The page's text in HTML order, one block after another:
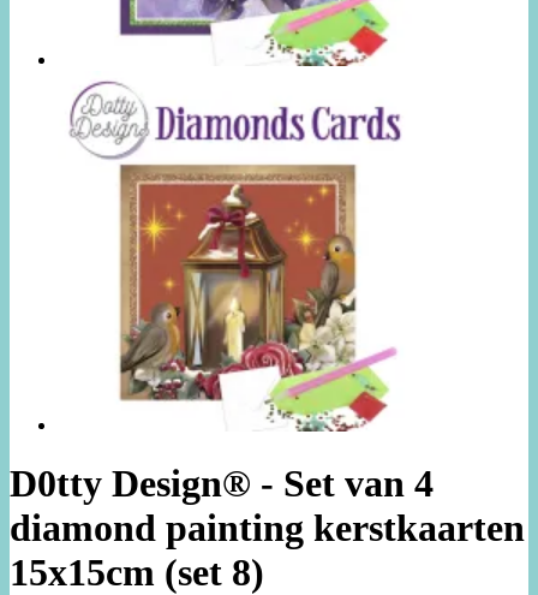
D0tty Design® - Set van 4
diamond painting kerstkaarten
15x15cm (set 8)